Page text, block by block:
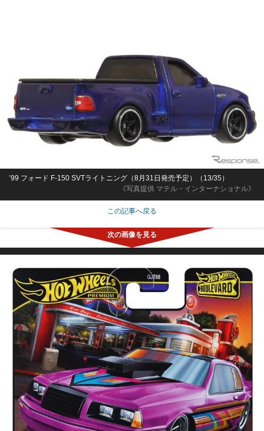
《写真提供 マテル・インターナショナル》
’99 フォード F-150 SVTライトニング（8月31日発売予定）（13/35）
この記事へ戻る